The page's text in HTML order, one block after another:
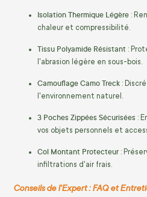
Isolation Thermique Légère :
chaleur et compressibilité.
Tissu Polyamide Résistant :
l'abrasion légère en sous-bois.
Camouflage Camo Treck :
l'environnement naturel.
3 Poches Zippées Sécurisées :
vos objets personnels et
Col Montant Protecteur :
infiltrations d'air frais.
Conseils de l'Expert : FAQ et